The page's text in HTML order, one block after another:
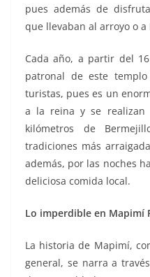
pues además de
que llevaban al arroyo o a
Cada año, a partir del
patronal de este
turistas, pues es un
a la reina y se realizan
kilómetros de
tradiciones más
además, por las noches
deliciosa comida local.
Lo imperdible en Mapimí
La historia de Mapimí,
general, se narra a